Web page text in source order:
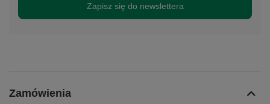
Zapisz się do newslettera
Zamówienia